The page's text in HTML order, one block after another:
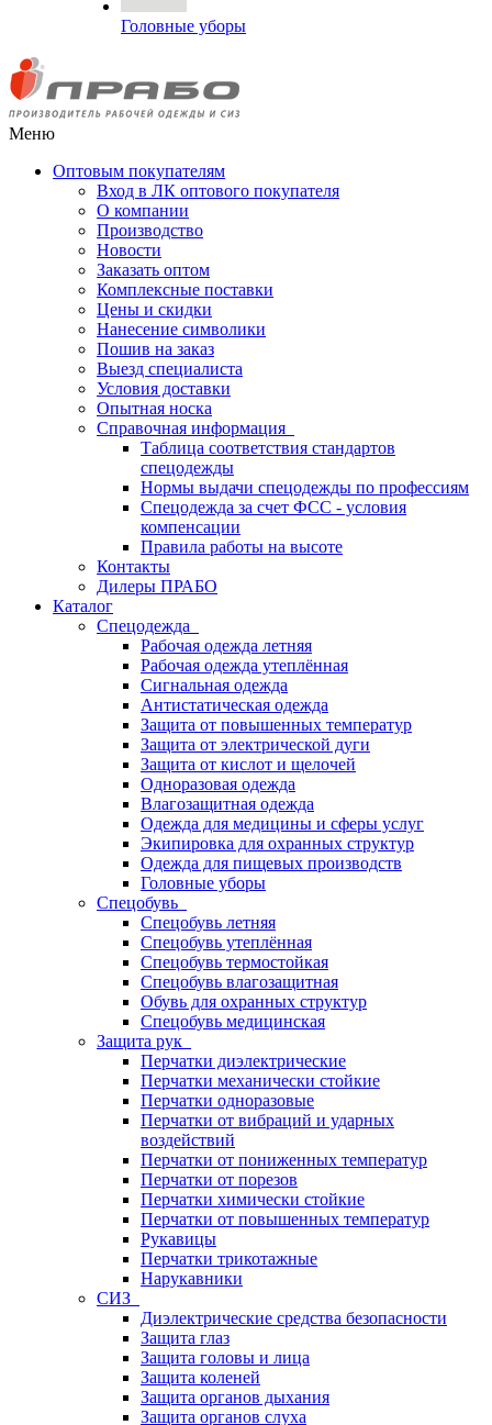
Головные уборы
Меню
Оптовым покупателям
Вход в ЛК оптового покупателя
О компании
Производство
Новости
Заказать оптом
Комплексные поставки
Цены и скидки
Нанесение символики
Пошив на заказ
Выезд специалиста
Условия доставки
Опытная носка
Справочная информация
Таблица соответствия стандартов
спецодежды
Нормы выдачи спецодежды по профессиям
Спецодежда за счет ФСС - условия
компенсации
Правила работы на высоте
Контакты
Дилеры ПРАБО
Каталог
Спецодежда
Рабочая одежда летняя
Рабочая одежда утеплённая
Сигнальная одежда
Антистатическая одежда
Защита от повышенных температур
Защита от электрической дуги
Защита от кислот и щелочей
Одноразовая одежда
Влагозащитная одежда
Одежда для медицины и сферы услуг
Экипировка для охранных структур
Одежда для пищевых производств
Головные уборы
Спецобувь
Спецобувь летняя
Спецобувь утеплённая
Спецобувь термостойкая
Спецобувь влагозащитная
Обувь для охранных структур
Спецобувь медицинская
Защита рук
Перчатки диэлектрические
Перчатки механически стойкие
Перчатки одноразовые
Перчатки от вибраций и ударных
воздействий
Перчатки от пониженных температур
Перчатки от порезов
Перчатки химически стойкие
Перчатки от повышенных температур
Рукавицы
Перчатки трикотажные
Нарукавники
СИЗ
Диэлектрические средства безопасности
Защита глаз
Защита головы и лица
Защита коленей
Защита органов дыхания
Защита органов слуха